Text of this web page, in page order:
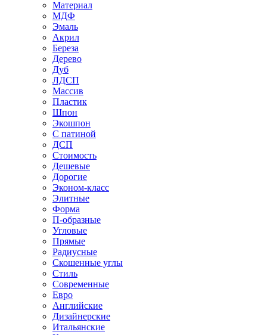
Материал
МДФ
Эмаль
Акрил
Береза
Дерево
Дуб
ЛДСП
Массив
Пластик
Шпон
Экошпон
С патиной
ДСП
Стоимость
Дешевые
Дорогие
Эконом-класс
Элитные
Форма
П-образные
Угловые
Прямые
Радиусные
Скошенные углы
Стиль
Современные
Евро
Английские
Дизайнерские
Итальянские